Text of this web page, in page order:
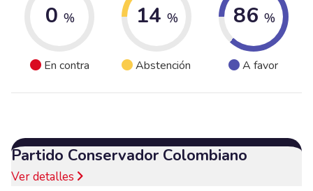
0 %
En contra
14 %
Abstención
86 %
A favor
Partido Conservador Colombiano
Ver detalles